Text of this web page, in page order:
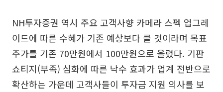
NH투자증권 역시 주요 고객사향 카메라 스펙 업그레
이드에 따른 수혜가 기존 예상보다 클 것이라며 목표
주가를 기존 70만원에서 100만원으로 올렸다. 기판
쇼티지(부족) 심화에 따른 낙수 효과가 업계 전반으로
확산하는 가운데 고객사들이 투자금 지원 의사를 보